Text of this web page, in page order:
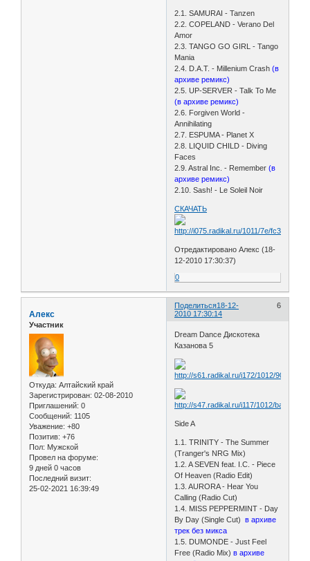
2.1. SAMURAI - Tanzen
2.2. COPELAND - Verano Del
Amor
2.3. TANGO GO GIRL - Tango
Mania
2.4. D.A.T. - Millenium Crash(в
архиве ремикс)
2.5. UP-SERVER - Talk To Me
(в архиве ремикс)
2.6. Forgiven World -
Annihilating
2.7. ESPUMA - Planet X
2.8. LIQUID CHILD - Diving
Faces
2.9. Astral Inc. - Remember(в
архиве ремикс)
2.10. Sash! - Le Soleil Noir
СКАЧАТЬ
Отредактировано Алекс (18-
12-2010 17:30:37)
0
Поделиться 6
18-12-
2010 17:30:14
Алекс
Участник
Откуда: Алтайский край
Зарегистрирован: 02-08-2010
Приглашений: 0
Сообщений: 1105
Уважение: +80
Позитив: +76
Пол: Мужской
Провел на форуме:
9 дней 0 часов
Последний визит:
25-02-2021 16:39:49
Dream Dance Дискотека
Казанова 5
Side A
1.1. TRINITY - The Summer
(Tranger's NRG Mix)
1.2. A SEVEN feat. I.C. - Piece
Of Heaven (Radio Edit)
1.3. AURORA - Hear You
Calling (Radio Cut)
1.4. MISS PEPPERMINT - Day
By Day (Single Cut)в архиве
трек без микса
1.5. DUMONDE - Just Feel
Free (Radio Mix)в архиве